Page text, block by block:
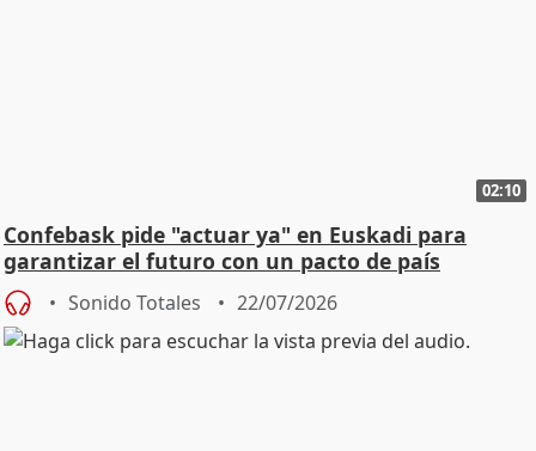
02:10
Confebask pide "actuar ya" en Euskadi para
garantizar el futuro con un pacto de país
Sonido Totales 22/07/2026